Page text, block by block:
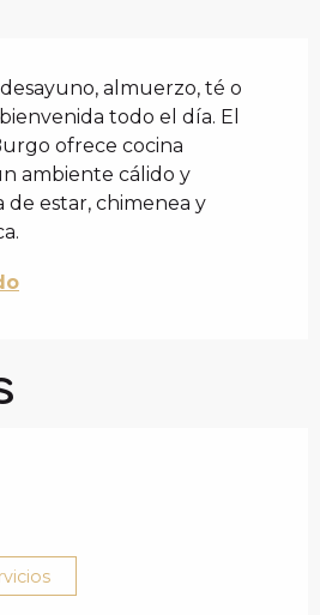
almuerzo, té o
todo el día. El
ofrece cocina
ambiente cálido y
de estar, chimenea y